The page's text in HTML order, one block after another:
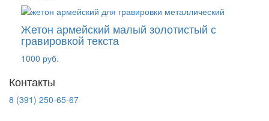
Жетон армейский малый золотистый с
гравировкой текста
1000 руб.
Контакты
8 (391) 250-65-67